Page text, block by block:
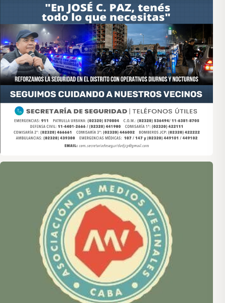
Asociación de Medios Vecinales